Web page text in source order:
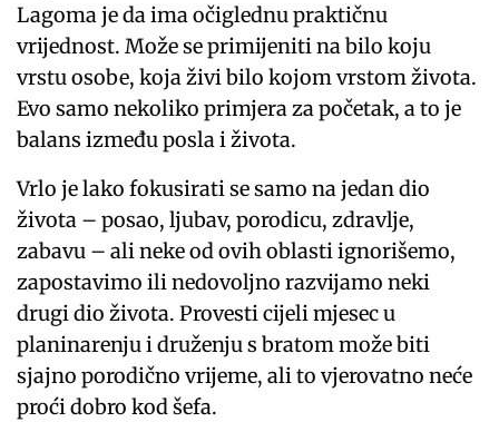
Lagoma je da ima očiglednu praktičnu
vrijednost. Može se primijeniti na bilo koju
vrstu osobe, koja živi bilo kojom vrstom života.
Evo samo nekoliko primjera za početak, a to je
balans između posla i života.
Vrlo je lako fokusirati se samo na jedan dio
života – posao, ljubav, porodicu, zdravlje,
zabavu ​​– ali neke od ovih oblasti ignorišemo,
zapostavimo ili nedovoljno razvijamo neki
drugi dio života. Provesti cijeli mjesec u
planinarenju i druženju s bratom može biti
sjajno porodično vrijeme, ali to vjerovatno neće
proći dobro kod šefa.